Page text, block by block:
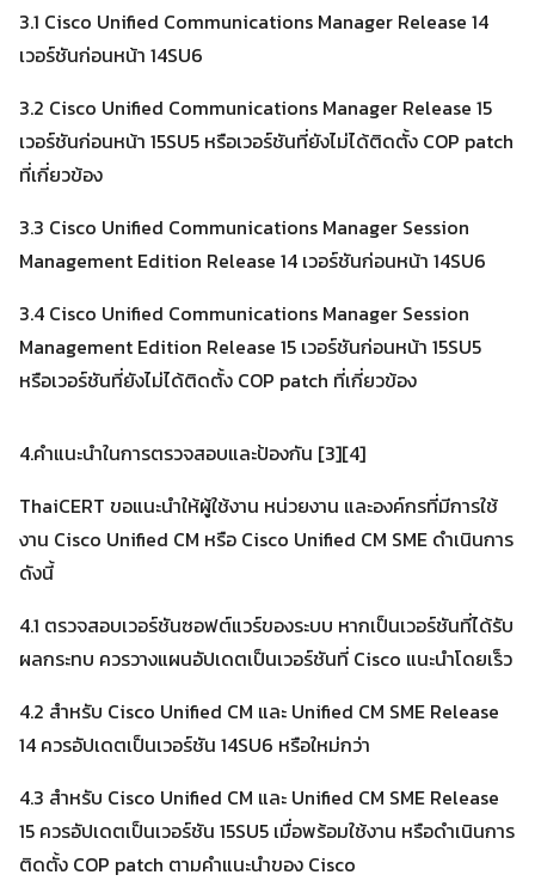
Search
3.1 Cisco Unified Communications Manager Release 14
เวอร์ชันก่อนหน้า 14SU6
3.2 Cisco Unified Communications Manager Release 15
เวอร์ชันก่อนหน้า 15SU5 หรือเวอร์ชันที่ยังไม่ได้ติดตั้ง COP patch
ที่เกี่ยวข้อง
3.3 Cisco Unified Communications Manager Session
Management Edition Release 14 เวอร์ชันก่อนหน้า 14SU6
3.4 Cisco Unified Communications Manager Session
Management Edition Release 15 เวอร์ชันก่อนหน้า 15SU5
หรือเวอร์ชันที่ยังไม่ได้ติดตั้ง COP patch ที่เกี่ยวข้อง
4.คำแนะนำในการตรวจสอบและป้องกัน [3][4]
ThaiCERT ขอแนะนำให้ผู้ใช้งาน หน่วยงาน และองค์กรที่มีการใช้
งาน Cisco Unified CM หรือ Cisco Unified CM SME ดำเนินการ
ดังนี้
4.1 ตรวจสอบเวอร์ชันซอฟต์แวร์ของระบบ หากเป็นเวอร์ชันที่ได้รับ
ผลกระทบ ควรวางแผนอัปเดตเป็นเวอร์ชันที่ Cisco แนะนำโดยเร็ว
4.2 สำหรับ Cisco Unified CM และ Unified CM SME Release
14 ควรอัปเดตเป็นเวอร์ชัน 14SU6 หรือใหม่กว่า
4.3 สำหรับ Cisco Unified CM และ Unified CM SME Release
15 ควรอัปเดตเป็นเวอร์ชัน 15SU5 เมื่อพร้อมใช้งาน หรือดำเนินการ
ติดตั้ง COP patch ตามคำแนะนำของ Cisco